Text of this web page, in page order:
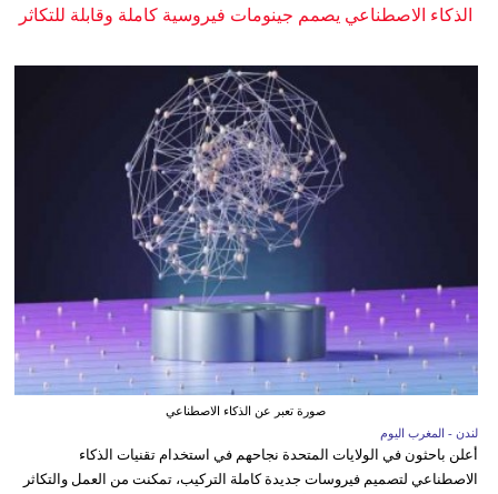
الذكاء الاصطناعي يصمم جينومات فيروسية كاملة وقابلة للتكاثر
صورة تعبر عن الذكاء الاصطناعي
لندن - المغرب اليوم
أعلن باحثون في الولايات المتحدة نجاحهم في استخدام تقنيات الذكاء
الاصطناعي لتصميم فيروسات جديدة كاملة التركيب، تمكنت من العمل والتكاثر